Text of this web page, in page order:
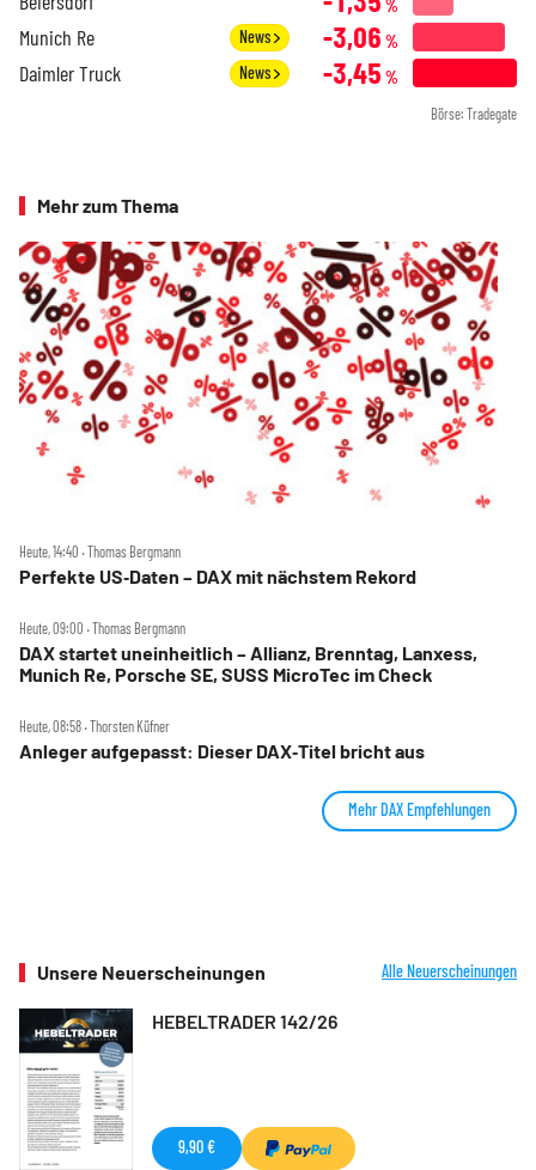
%
Munich Re News -3,06 %
Daimler Truck News -3,45 %
Börse: Tradegate
Mehr zum Thema
Heute, 14:40 ‧ Thomas Bergmann
Perfekte US‑Daten – DAX mit nächstem Rekord
Heute, 09:00 ‧ Thomas Bergmann
DAX startet uneinheitlich – Allianz, Brenntag, Lanxess,
Munich Re, Porsche SE, SUSS MicroTec im Check
Heute, 08:58 ‧ Thorsten Küfner
Anleger aufgepasst: Dieser DAX‑Titel bricht aus
Mehr DAX Empfehlungen
Unsere Neuerscheinungen Alle Neuerscheinungen
HEBELTRADER 142/26
9,90 €